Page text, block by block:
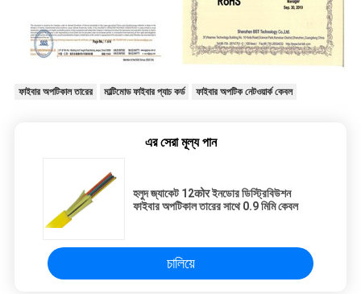
ফাইবার অপটিকাল তারের মাল্টিমোড ফাইবার প্যাচ কর্ড ফাইবার অপটিক নেটওয়ার্ক কেবল
এর সেরা মূল্য পান
হলুদ জ্যাকেট 12कोर ইনডোর ডিস্ট্রিবিউশন
ফাইবার অপটিকাল তারের সাথে 0.9 মিমি কেবল
চালিয়ে